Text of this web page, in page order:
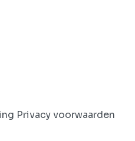
Privacy voorwaarden